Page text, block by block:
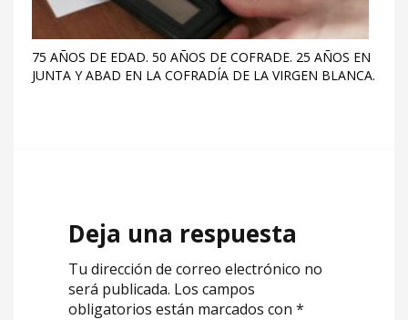
75 AÑOS DE EDAD. 50 AÑOS DE COFRADE. 25 AÑOS EN
JUNTA Y ABAD EN LA COFRADÍA DE LA VIRGEN BLANCA.
Deja una respuesta
Tu dirección de correo electrónico no
será publicada. Los campos
obligatorios están marcados con *